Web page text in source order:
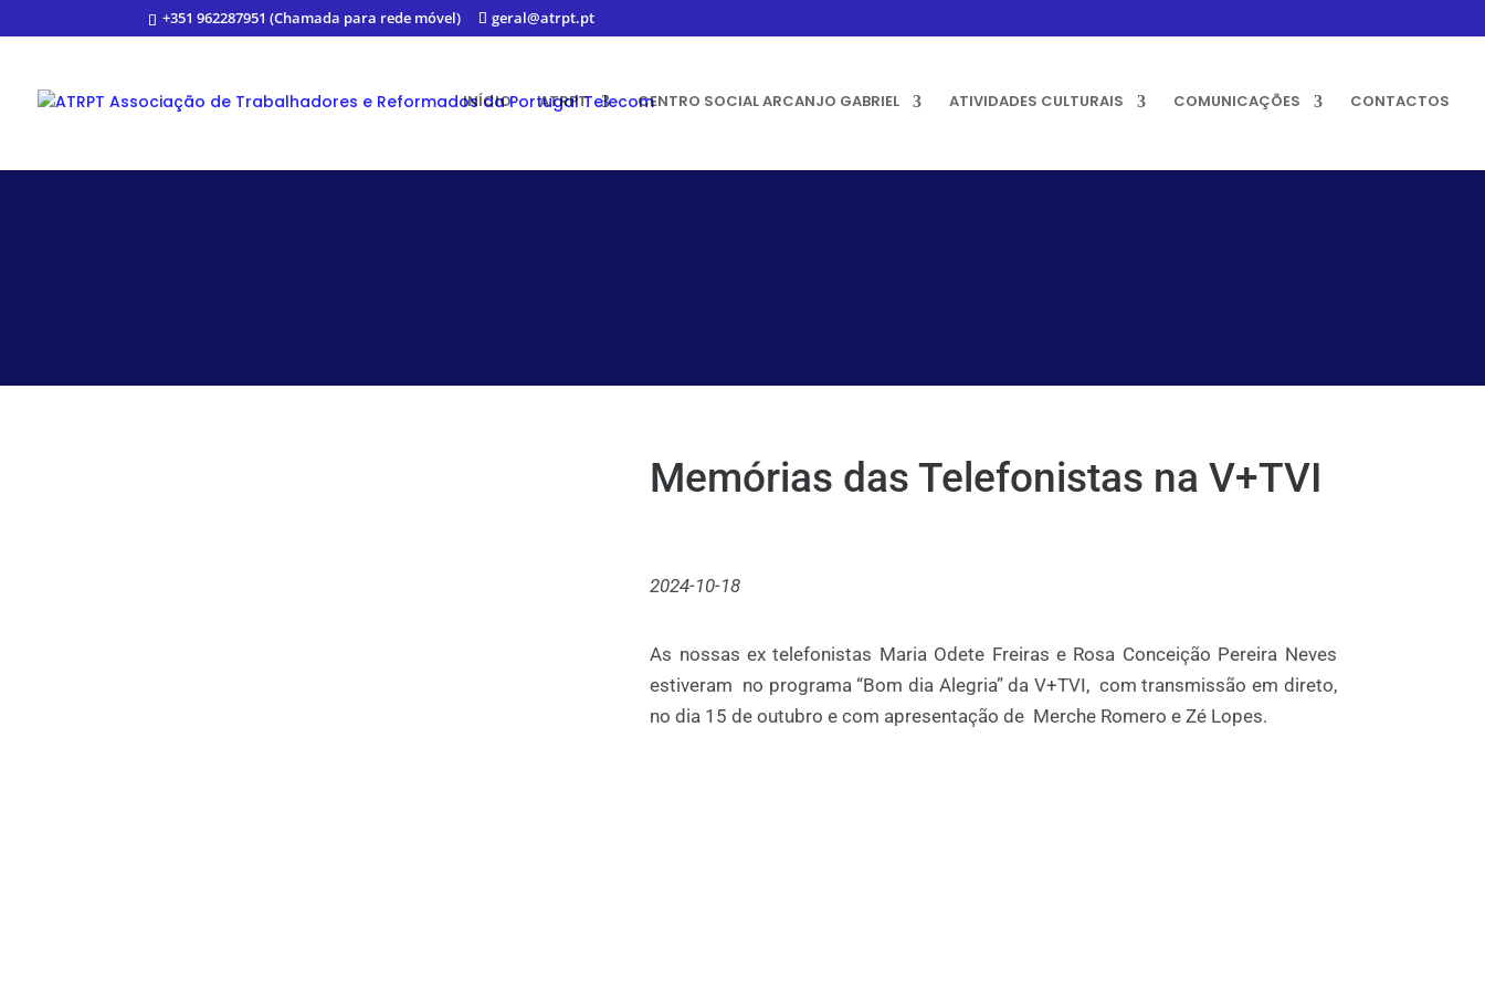
+351 962287951 (Chamada para rede móvel) geral@atrpt.pt
INÍCIO ATRPT CENTRO SOCIAL ARCANJO GABRIEL ATIVIDADES CULTURAIS COMUNICAÇÕES CONTACTOS
Memórias das Telefonistas na V+TVI
2024-10-18
As nossas ex telefonistas Maria Odete Freiras e Rosa Conceição Pereira Neves
estiveram no programa “Bom dia Alegria” da V+TVI, com transmissão em direto,
no dia 15 de outubro e com apresentação de Merche Romero e Zé Lopes.